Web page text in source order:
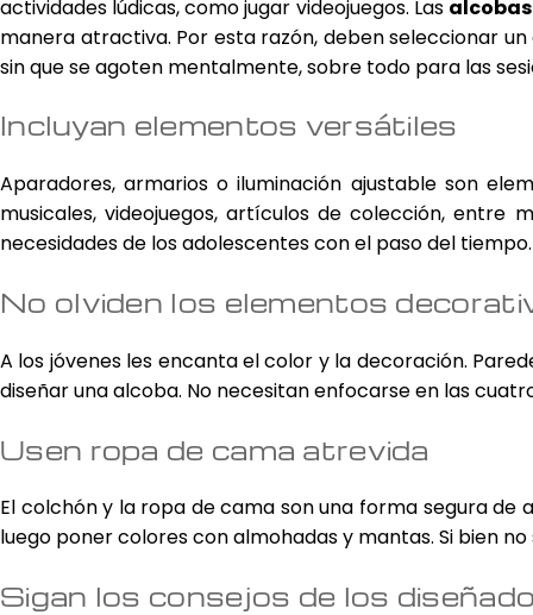
actividades lúdicas, como jugar videojuegos. Las
manera atractiva. Por esta razón, deben seleccionar
sin que se agoten mentalmente, sobre todo para las
Incluyan elementos versátiles
Aparadores, armarios o iluminación ajustable son
musicales, videojuegos, artículos de colección, entre
necesidades de los adolescentes con el paso del tiempo.
No olviden los elementos
A los jóvenes les encanta el color y la decoración.
diseñar una alcoba. No necesitan enfocarse en las
Usen ropa de cama atrevida
El colchón y la ropa de cama son una forma segura
luego poner colores con almohadas y mantas. Si bien
Sigan los consejos de los